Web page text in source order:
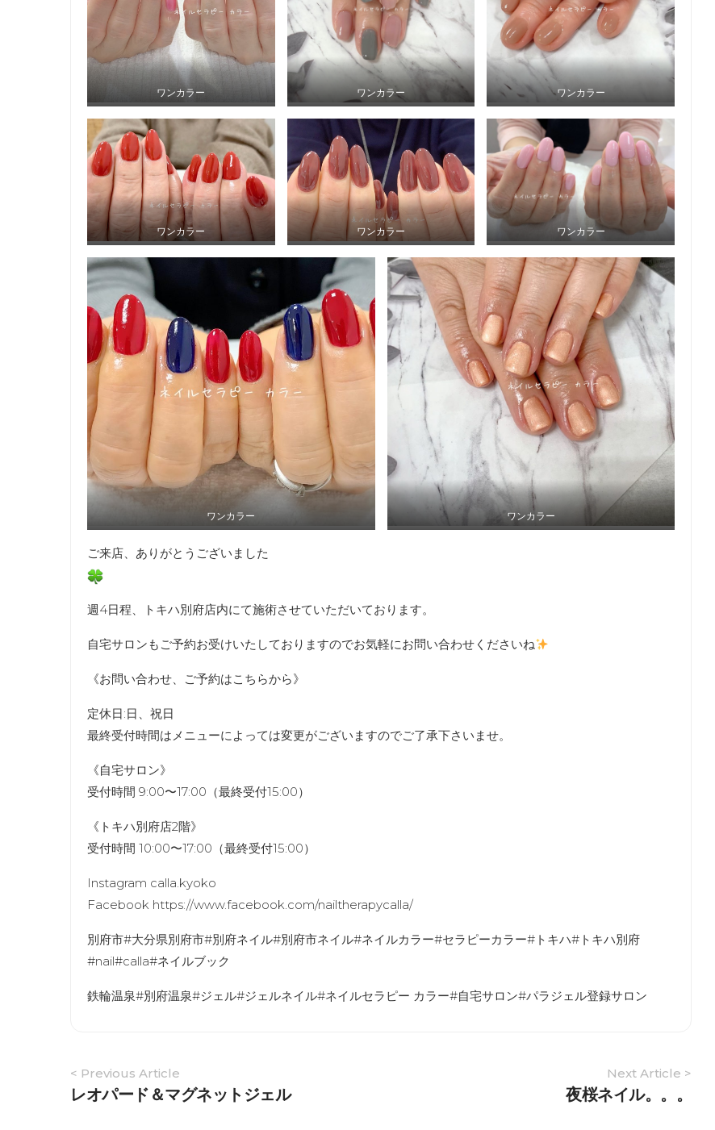
ワンカラー ワンカラー ワンカラー
ワンカラー ワンカラー ワンカラー
ワンカラー ワンカラー
ご来店、ありがとうございました
週4日程、トキハ別府店内にて施術させていただいております。
自宅サロンもご予約お受けいたしておりますのでお気軽にお問い合わせくださいね
《お問い合わせ、ご予約はこちらから》
定休日:日、祝日
最終受付時間はメニューによっては変更がございますのでご了承下さいませ。
《自宅サロン》
受付時間 9:00〜17:00（最終受付15:00）
《トキハ別府店2階》
受付時間 10:00〜17:00（最終受付15:00）
Instagram calla.kyoko
Facebook https://www.facebook.com/nailtherapycalla/
別府市#大分県別府市#別府ネイル#別府市ネイル#ネイルカラー#セラピーカラー#トキハ#トキハ別府
#nail#calla#ネイルブック
鉄輪温泉#別府温泉#ジェル#ジェルネイル#ネイルセラピー カラー#自宅サロン#パラジェル登録サロン
Article
Navigation
< Previous Article
レオパード＆マグネットジェル
Next Article >
夜桜ネイル。。。